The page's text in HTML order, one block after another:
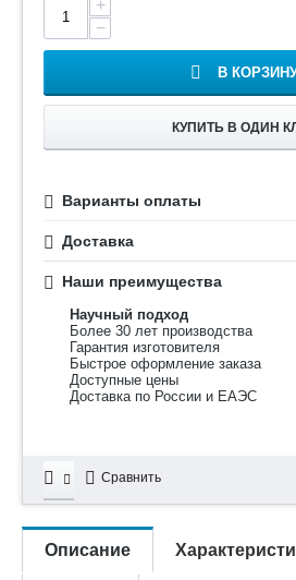
+
−
В
КУПИТЬ В ОДИН
Варианты оплаты
Доставка
Наши преимущества
Научный подход
Более 30 лет производства
Гарантия изготовителя
Быстрое оформление заказа
Доступные цены
Доставка по России и ЕАЭС
Сравнить
Описание